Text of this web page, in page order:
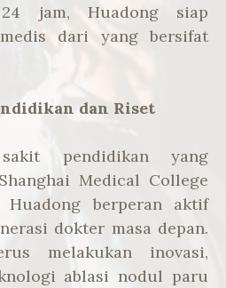
jam, Huadong siap
dari yang bersifat
dan Riset
pendidikan yang
Medical College
Huadong berperan aktif
dokter masa depan.
melakukan inovasi,
ablasi nodul paru